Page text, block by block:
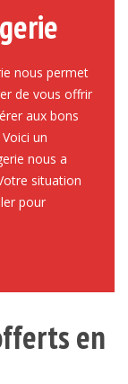
nous permet
de vous offrir
aux bons
un
nous a
situation
pour
en